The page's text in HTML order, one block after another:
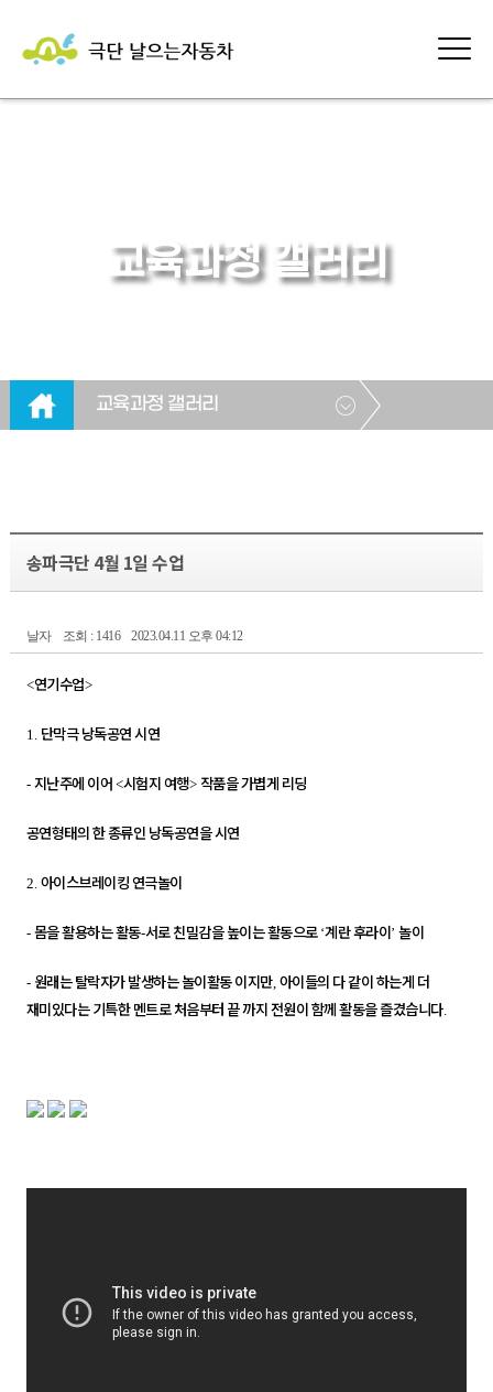
교육과정 갤러리
교육과정 갤러리
송파극단 4월 1일 수업
날자 조회 : 1416 2023.04.11 오후 04:12
<연기수업>
1. 단막극 낭독공연 시연
- 지난주에 이어 <시험지 여행> 작품을 가볍게 리딩
공연형태의 한 종류인 낭독공연을 시연
2. 아이스브레이킹 연극놀이
- 몸을 활용하는 활동-서로 친밀감을 높이는 활동으로 ‘계란 후라이’놀이
- 원래는 탈락자가 발생하는 놀이활동 이지만, 아이들의 다 같이 하는게 더
재미있다는 기특한 멘트로 처음부터 끝 까지 전원이 함께 활동을 즐겼습니다.